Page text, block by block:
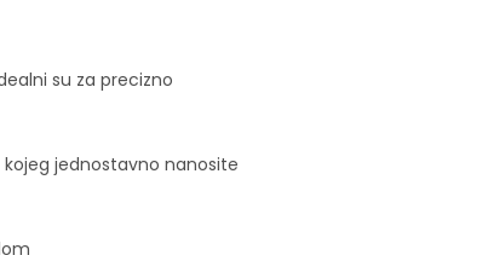
su za precizno
jednostavno nanosite